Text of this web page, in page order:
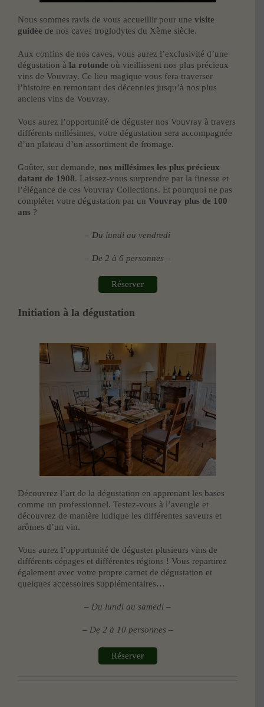
Nous sommes ravis de vous accueillir pour une visite
guidée de nos caves troglodytes du Xème siècle.
Aux confins de nos caves, vous aurez l’exclusivité d’une
dégustation à la rotonde où vieillissent nos plus précieux
vins de Vouvray. Ce lieu magique vous fera traverser
l’histoire en remontant des décennies jusqu’à nos plus
anciens vins de Vouvray.
Vous aurez l’opportunité de déguster nos Vouvray à travers
différents millésimes, votre dégustation sera accompagnée
d’un plateau d’un assortiment de fromage.
Goûter, sur demande, nos millésimes les plus précieux
datant de 1908. Laissez-vous surprendre par la finesse et
l’élégance de ces Vouvray Collections. Et pourquoi ne pas
compléter votre dégustation par un Vouvray plus de 100
ans?
– Du lundi au vendredi
– De 2 à 6 personnes –
Réserver
Initiation à la dégustation
Découvrez l’art de la dégustation en apprenant les bases
comme un professionnel. Testez-vous à l’aveugle et
découvrez de manière ludique les différentes saveurs et
arômes d’un vin.
Vous aurez l’opportunité de déguster plusieurs vins de
différents cépages et différentes régions ! Vous repartirez
également avec votre propre carnet de dégustation et
quelques accessoires supplémentaires…
– Du lundi au samedi –
– De 2 à 10 personnes –
Réserver